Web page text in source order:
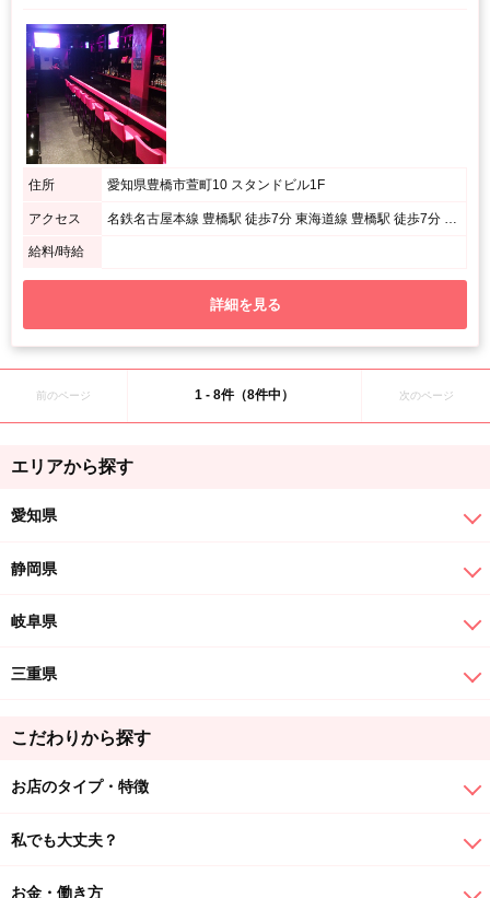
住所 愛知県豊橋市萱町10 スタンドビル1F
アクセス 名鉄名古屋本線 豊橋駅 徒歩7分 東海道線 豊橋駅 徒歩7分 飯田線 豊橋駅 徒歩7分
給料/時給
詳細を見る
前のページ 1 - 8件（8件中） 次のページ
エリアから探す
愛知県
静岡県
岐阜県
三重県
こだわりから探す
お店のタイプ・特徴
私でも大丈夫？
お金・働き方